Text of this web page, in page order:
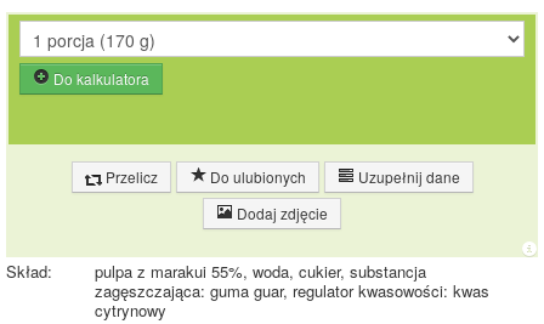
Do kalkulatora
Przelicz Do ulubionych
Uzupełnij dane
Dodaj zdjęcie
Skład:
pulpa z marakui 55%, woda, cukier, substancja
zagęszczająca: guma guar, regulator kwasowości: kwas
cytrynowy